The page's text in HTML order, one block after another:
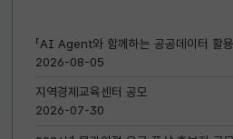
공지
「AI Agent와 함께하는 공공데이터 활용
2026-08-05
지역경제교육센터 공모
2026-07-30